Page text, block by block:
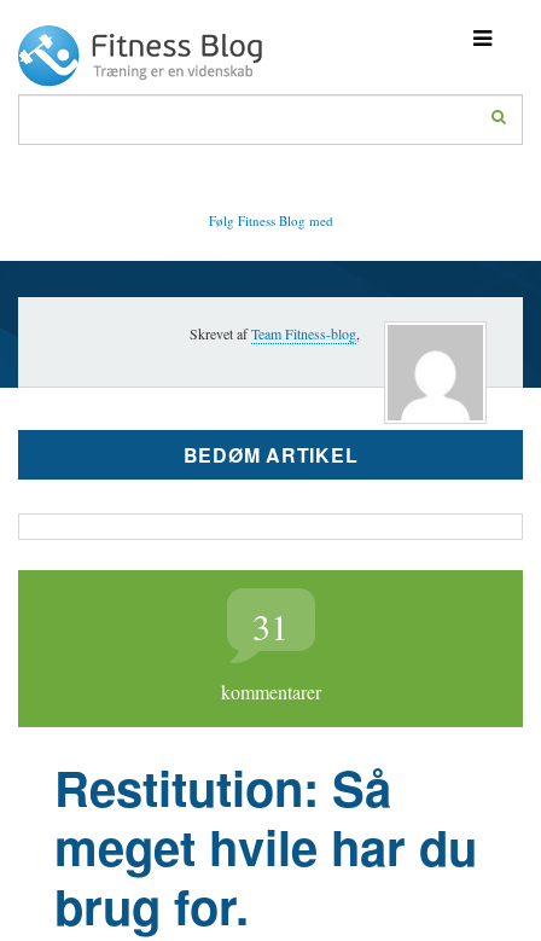
Toggle
Følg Fitness Blog med
Skrevet afTeam Fitness-blog,
BEDØM ARTIKEL
31
kommentarer
Restitution: Så
meget hvile har du
brug for.